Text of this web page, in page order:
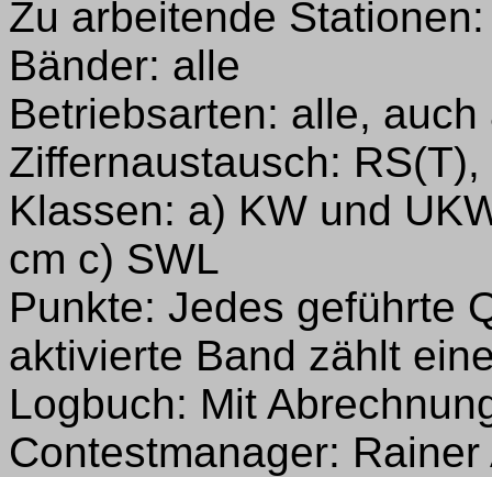
Zu arbeitende
Bänder: alle
Betriebsarten: alle,
Ziffernaustausch: RS(T),
Klassen: a) KW und
cm c) SWL
Punkte: Jedes geführte
aktivierte Band zählt
Logbuch: Mit
Contestmanager: Rainer